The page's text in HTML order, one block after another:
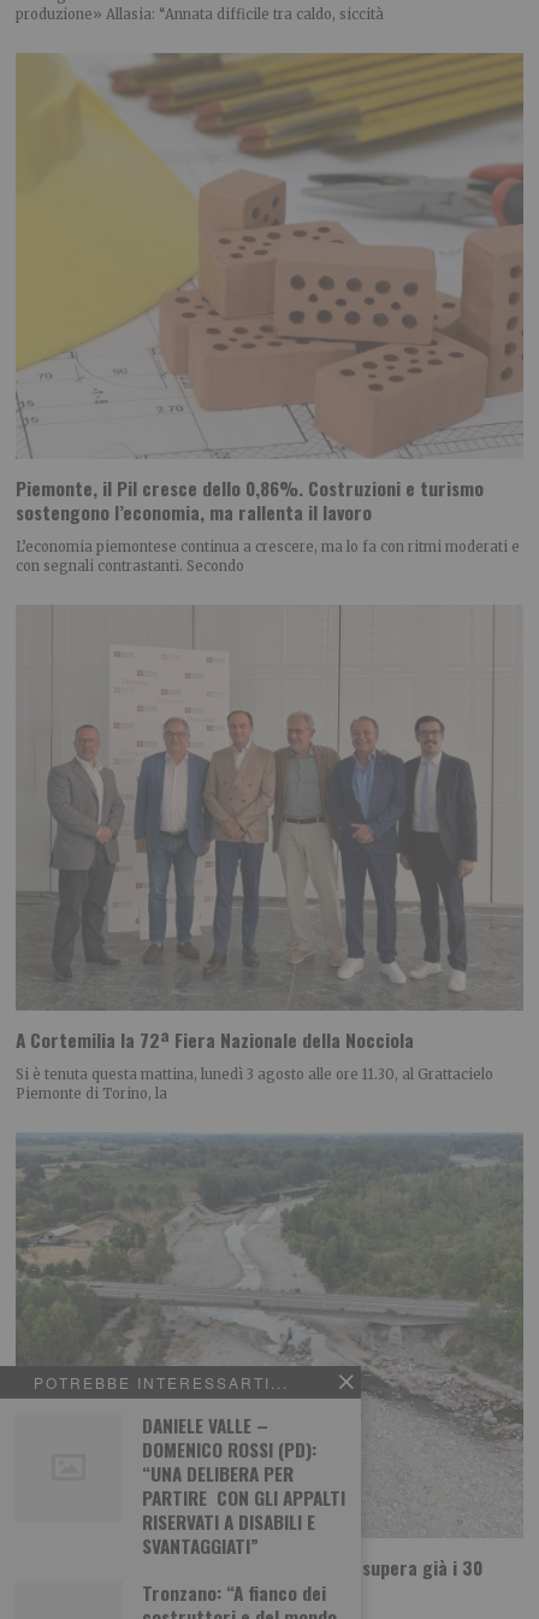
POTREBBE INTERESSARTI...
DANIELE VALLE –
DOMENICO ROSSI (PD):
“UNA DELIBERA PER
PARTIRE CON GLI APPALTI
RISERVATI A DISABILI E
SVANTAGGIATI”
Tronzano: “A fianco dei
produzione» Allasia: “Annata difficile tra caldo, siccità
Piemonte, il Pil cresce dello 0,86%. Costruzioni e turismo
sostengono l’economia, ma rallenta il lavoro
L’economia piemontese continua a crescere, ma lo fa con ritmi moderati e
con segnali contrastanti. Secondo
A Cortemilia la 72ª Fiera Nazionale della Nocciola
Si è tenuta questa mattina, lunedì 3 agosto alle ore 11.30, al Grattacielo
Piemonte di Torino, la
Siccità, il conto per l’agricoltura torinese supera già i 30
milioni: il mais è la coltura più colpita